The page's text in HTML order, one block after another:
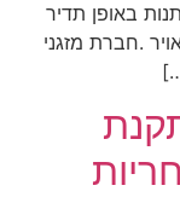
באופן תדיר
.חברת מזגני